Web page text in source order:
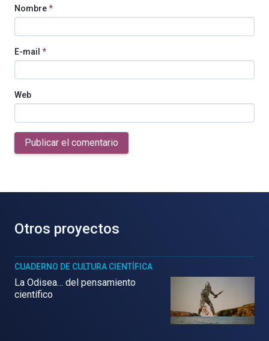
Nombre*
E-mail *
Web
Publicar el comentario
Otros proyectos
CUADERNO DE CULTURA CIENTÍFICA
La Odisea… del pensamiento
científico